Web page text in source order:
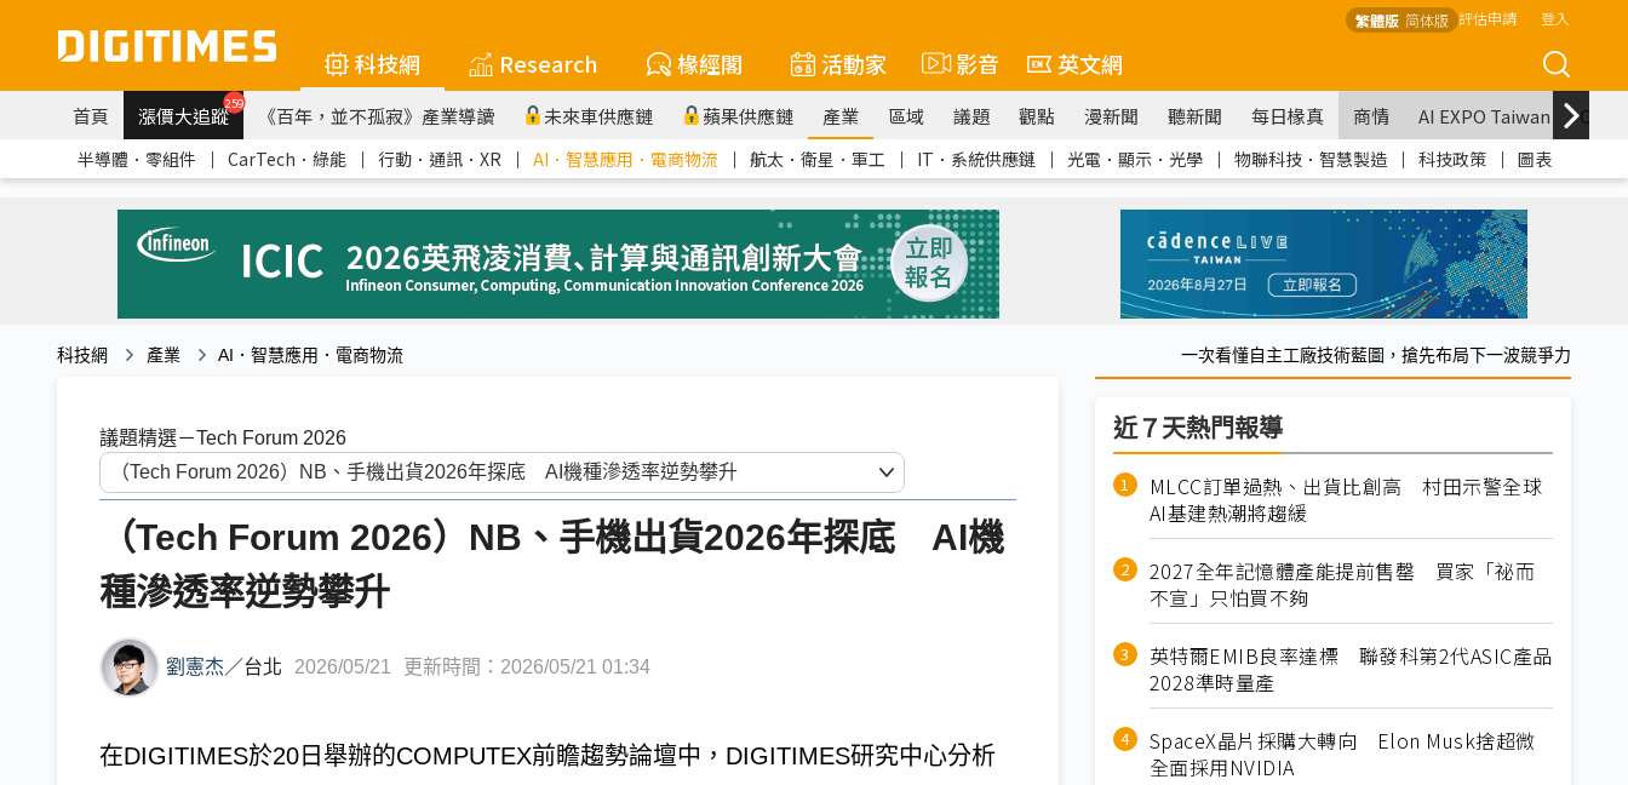
繁體版 简体版 評估申請 登入
科技網 Research 椽經閣 活動家 影音 英文網
首頁 漲價大追蹤259 《百年，並不孤寂》產業導讀 未來車供應鏈 蘋果供應鏈 產業 區域 議題 觀點 漫新聞 聽新聞 每日椽真 商情 AI EXPO Taiwan
半導體．零組件 ｜ CarTech．綠能 ｜ 行動．通訊．XR ｜ AI．智慧應用．電商物流 ｜ 航太．衛星．軍工 ｜ IT．系統供應鏈 ｜ 光電．顯示．光學 ｜ 物聯科技．智慧製造 ｜ 科技政策 ｜ 圖表
科技網 產業 AI．智慧應用．電商物流 一次看懂自主工廠技術藍圖，搶先布局下一波競爭力
議題精選－Tech Forum 2026
（Tech Forum 2026）NB、手機出貨2026年探底 AI機
種滲透率逆勢攀升
劉憲杰 ／台北 2026/05/21 更新時間：2026/05/21 01:34
在DIGITIMES於20日舉辦的COMPUTEX前瞻趨勢論壇中，DIGITIMES研究中心分析
近７天熱門報導
MLCC訂單過熱、出貨比創高 村田示警全球
AI基建熱潮將趨緩
2027全年記憶體產能提前售罄 買家「祕而
不宣」只怕買不夠
英特爾EMIB良率達標 聯發科第2代ASIC產品
2028準時量產
SpaceX晶片採購大轉向 Elon Musk捨超微
全面採用NVIDIA